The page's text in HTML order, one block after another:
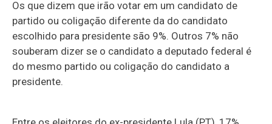
Os que dizem que irão votar em um candidato de
partido ou coligação diferente da do candidato
escolhido para presidente são 9%. Outros 7% não
souberam dizer se o candidato a deputado federal é
do mesmo partido ou coligação do candidato a
presidente.